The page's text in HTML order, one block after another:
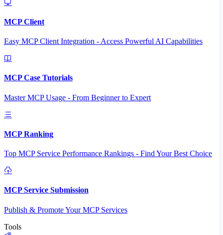
MCP Client
Easy MCP Client Integration - Access Powerful AI Capabilities
MCP Case Tutorials
Master MCP Usage - From Beginner to Expert
MCP Ranking
Top MCP Service Performance Rankings - Find Your Best Choice
MCP Service Submission
Publish & Promote Your MCP Services
Tools